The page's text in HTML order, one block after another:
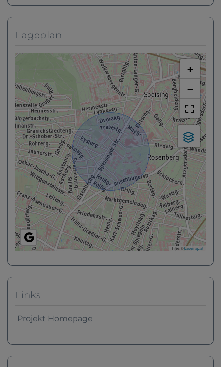
Lageplan
+
−
Tiles ©basemap.at
Links
Projekt Homepage